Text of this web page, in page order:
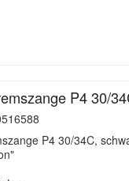
P4 30/
P4 30/34C,